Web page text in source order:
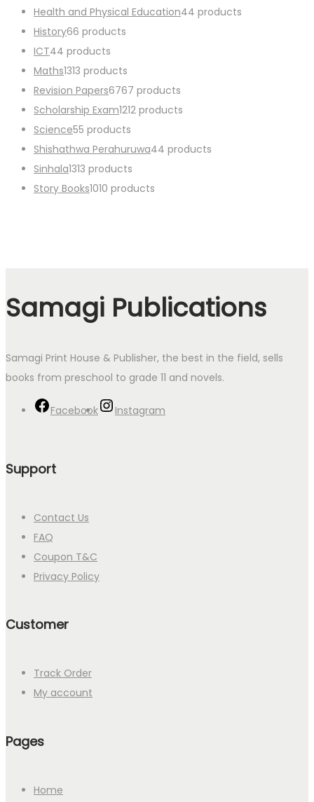
Health and Physical Education44 products
History66 products
ICT44 products
Maths1313 products
Revision Papers6767 products
Scholarship Exam1212 products
Science55 products
Shishathwa Perahuruwa44 products
Sinhala1313 products
Story Books1010 products
Samagi Publications
Samagi Print House & Publisher, the best in the field, sells
books from preschool to grade 11 and novels.
Facebook Instagram
Support
Contact Us
FAQ
Coupon T&C
Privacy Policy
Customer
Track Order
My account
Pages
Home